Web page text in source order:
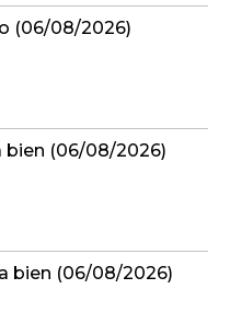
(06/08/2026)
bien (06/08/2026)
bien (06/08/2026)